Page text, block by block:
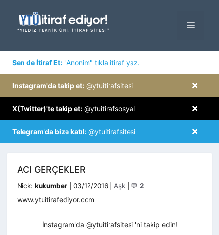
MENÜ
Sen de İtiraf Et: "Anonim" tıkla itiraf yaz.
×
Instagram'da takip et: @ytuitirafsitesi
×
X(Twitter)'te takip et: @ytuitirafsosyal
×
Telegram'da bize katıl: @ytuitirafsitesi
ACI GERÇEKLER
Nick: kukumber 03/12/2016 Kategoriler
Aşk 💬 2
www.ytuitirafediyor.com
İnstagram'da @ytuitirafsitesi 'ni takip edin!